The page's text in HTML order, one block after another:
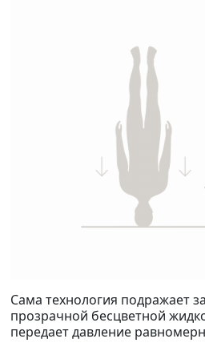
Сама технология подражает
прозрачной бесцветной
передает давление